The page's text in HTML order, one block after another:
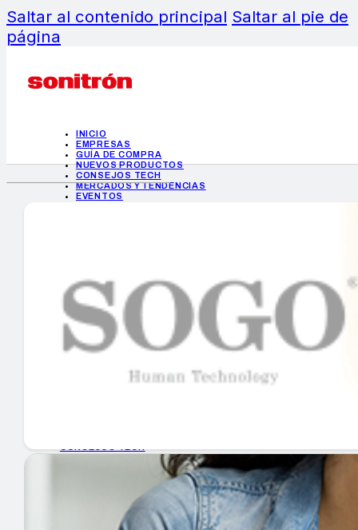
Saltar al contenido principal Saltar al pie de
página
INICIO
EMPRESAS
GUÍA DE COMPRA
NUEVOS PRODUCTOS
CONSEJOS TECH
MERCADOS Y TENDENCIAS
EVENTOS
INICIO
EMPRESAS
GUÍA DE COMPRA
MERCADOS Y TENDENCIAS